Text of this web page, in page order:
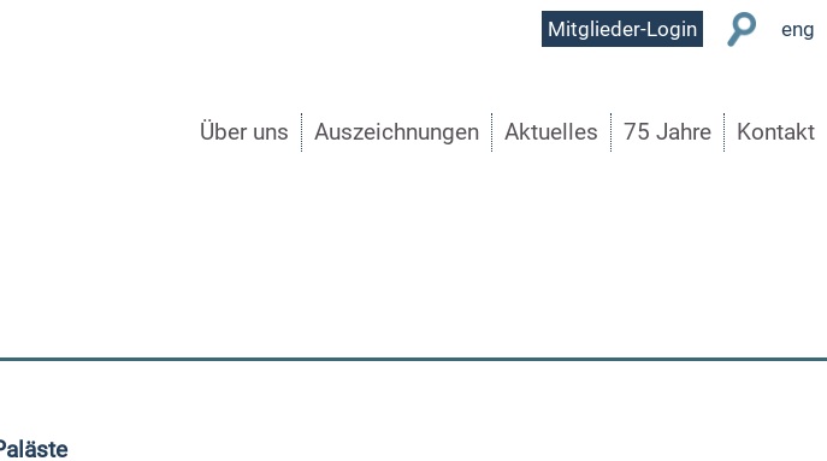
User
Mitglieder-Login eng
Über uns Auszeichnungen Aktuelles 75 Jahre Kontakt